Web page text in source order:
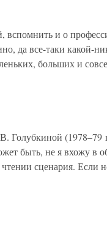
и о
да все-таки какой-
больших и
Голубкиной (1978–79
быть, не я вхожу в
сценария. Если